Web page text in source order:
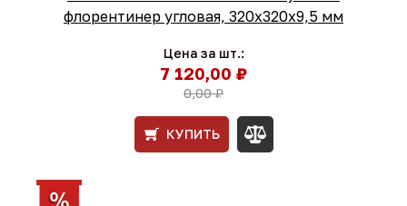
флорентинер угловая, 320x320x9,5 мм
Цена за шт.:
7 120,00 ₽
0,00 ₽
КУПИТЬ